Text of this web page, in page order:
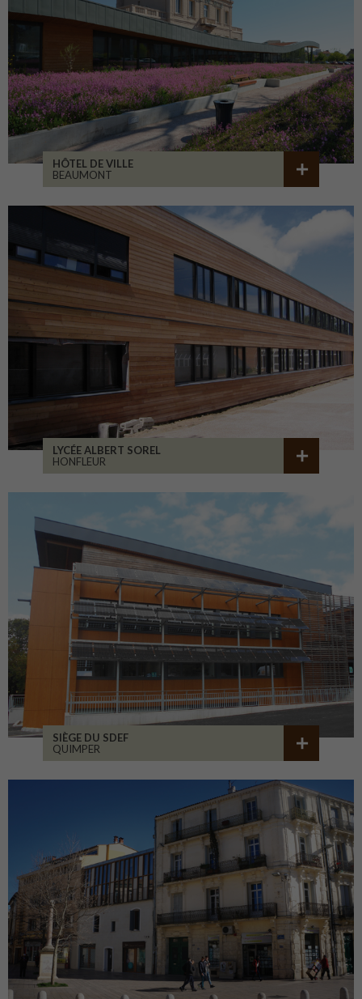
HÔTEL DE VILLE
BEAUMONT
LYCÉE ALBERT SOREL
HONFLEUR
SIÈGE DU SDEF
QUIMPER